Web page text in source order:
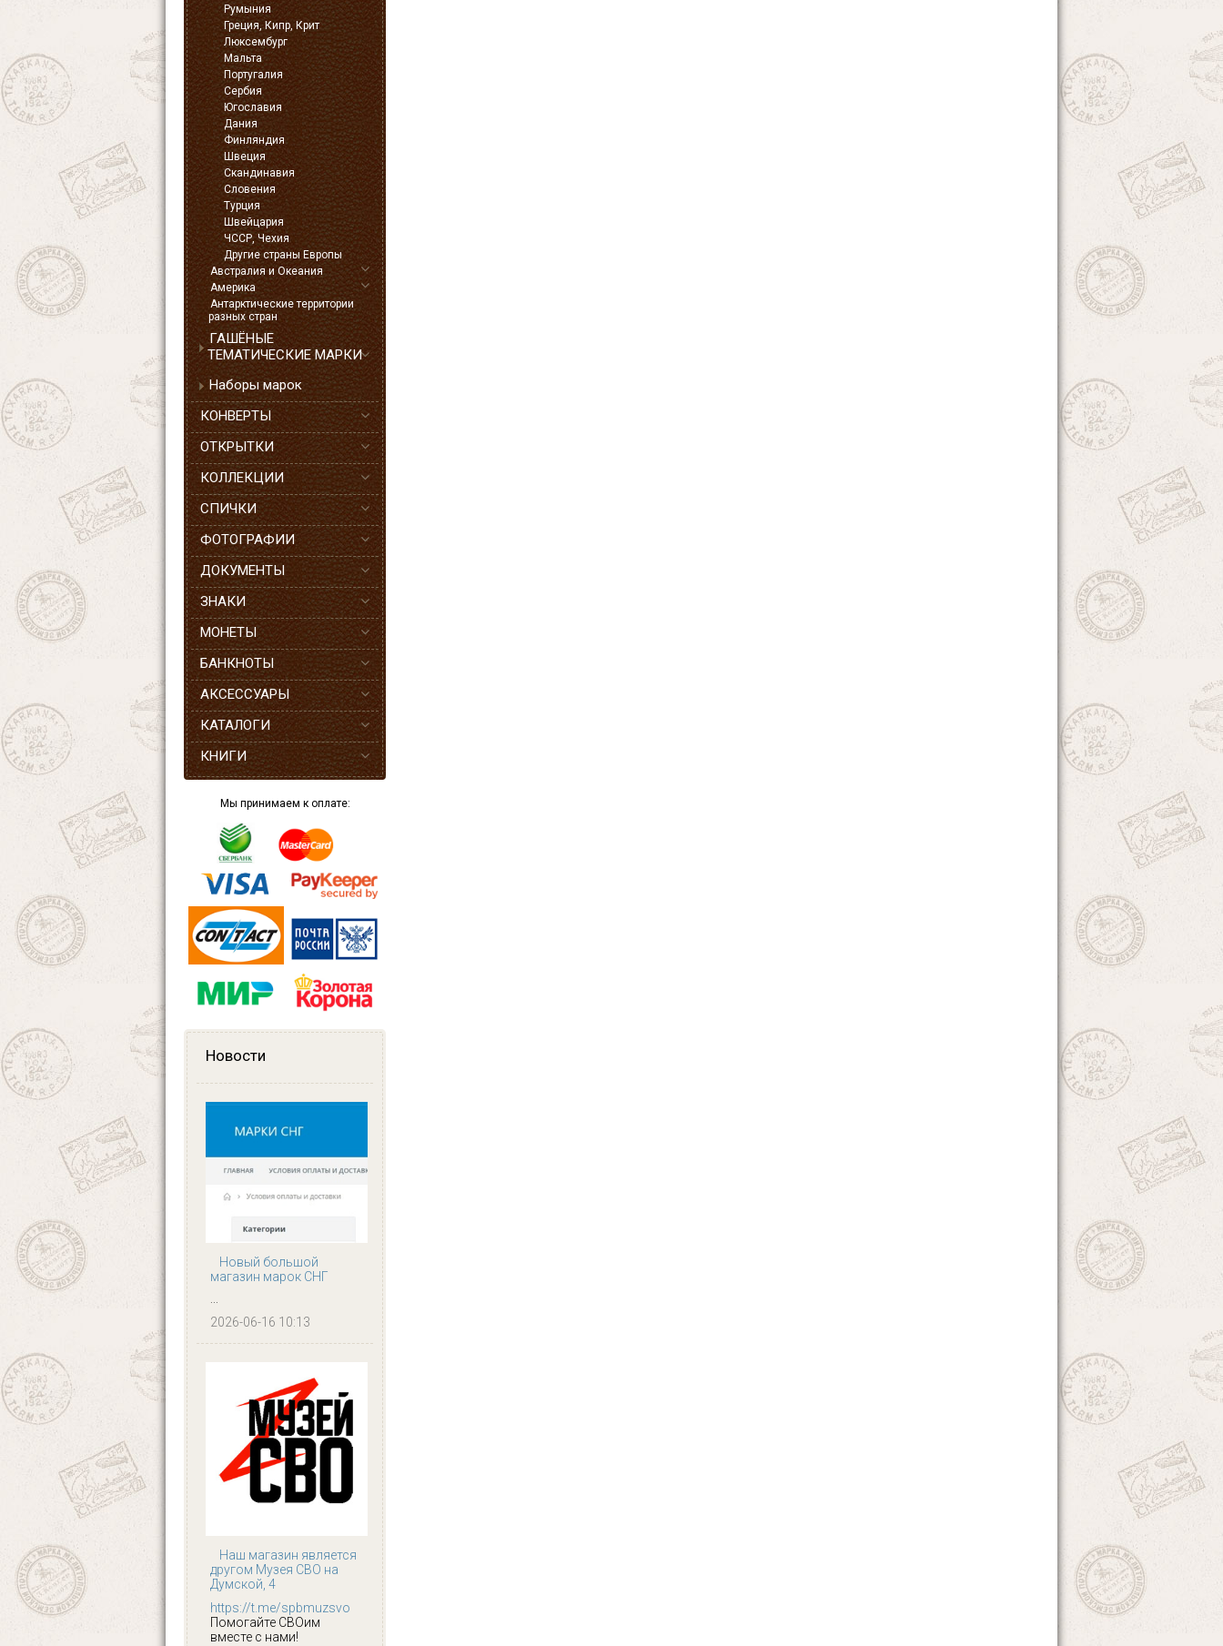
Румыния
Греция, Кипр, Крит
Люксембург
Мальта
Португалия
Сербия
Югославия
Дания
Финляндия
Швеция
Скандинавия
Словения
Турция
Швейцария
ЧССР, Чехия
Другие страны Европы
Австралия и Океания
Америка
Антарктические территории
разных стран
ГАШЁНЫЕ
ТЕМАТИЧЕСКИЕ МАРКИ
Наборы марок
КОНВЕРТЫ
ОТКРЫТКИ
КОЛЛЕКЦИИ
СПИЧКИ
ФОТОГРАФИИ
ДОКУМЕНТЫ
ЗНАКИ
МОНЕТЫ
БАНКНОТЫ
АКСЕССУАРЫ
КАТАЛОГИ
КНИГИ
Мы принимаем к оплате:
Новости
Новый большой
магазин марок СНГ
...
2026-06-16 10:13
Наш магазин является
другом Музея СВО на
Думской, 4
https://t.me/spbmuzsvo
Помогайте СВОим
вместе с нами!